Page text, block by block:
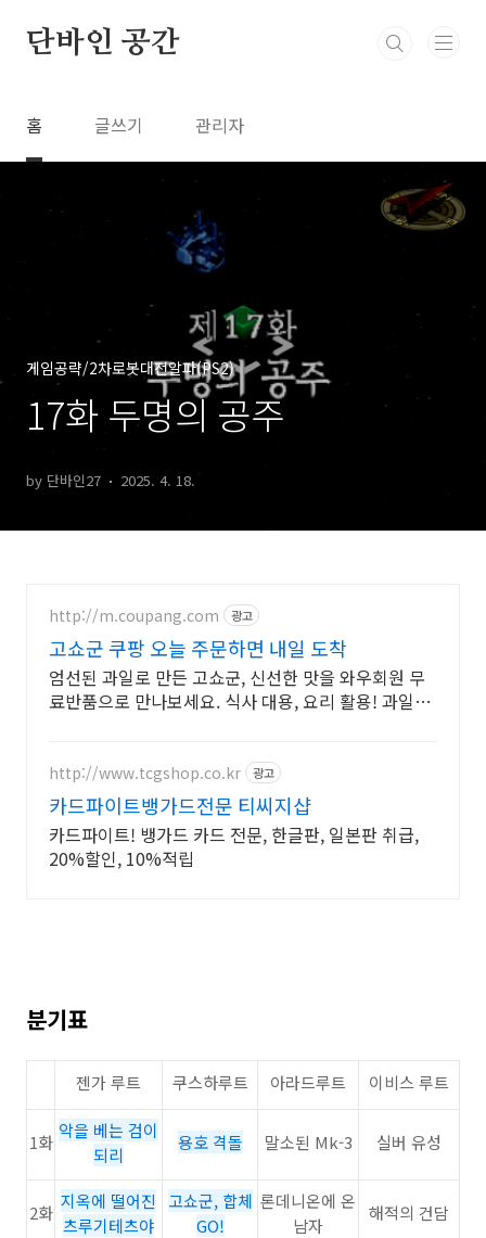
단바인 공간
홈 글쓰기 관리자
게임공략/2차로봇대전알파(PS2)
17화 두명의 공주
by 단바인27 2025. 4. 18.
http://m.coupang.com 광고
고쇼군 쿠팡 오늘 주문하면 내일 도착
엄선된 과일로 만든 고쇼군, 신선한 맛을 와우회원 무
료반품으로 만나보세요. 식사 대용, 요리 활용! 과일음
http://www.tcgshop.co.kr 광고
카드파이트뱅가드전문 티씨지샵
카드파이트! 뱅가드 카드 전문, 한글판, 일본판 취급,
20%할인, 10%적립
분기표
젠가 루트 쿠스하루트 아라드루트 이비스 루트
1화
악을 베는 검이
되리
용호 격돌 말소된 Mk-3 실버 유성
2화
지옥에 떨어진
츠루기테츠야
고쇼군, 합체
GO!
론데니온에 온
남자
해적의 건담